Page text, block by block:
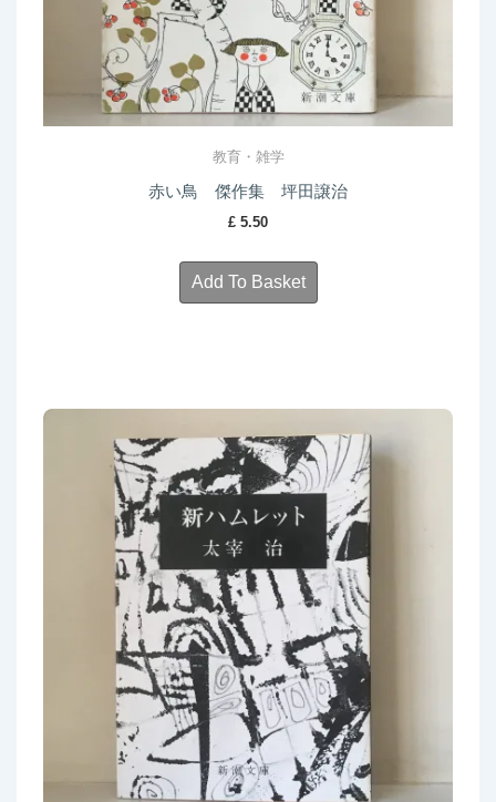
教育・雑学
赤い鳥 傑作集 坪田譲治
£ 5.50
Add To Basket